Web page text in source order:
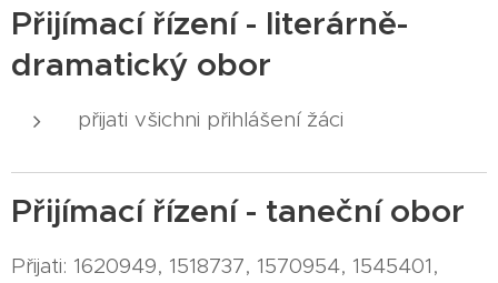
Přijímací řízení - literárně-
dramatický obor
přijati všichni přihlášení žáci
Přijímací řízení - taneční obor
Přijati: 1620949, 1518737, 1570954, 1545401,